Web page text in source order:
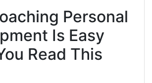
Personal
Is Easy
Read This